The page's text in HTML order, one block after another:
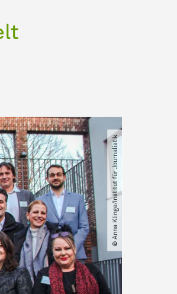
© Anna Klinge​/​Institut für Journalistik